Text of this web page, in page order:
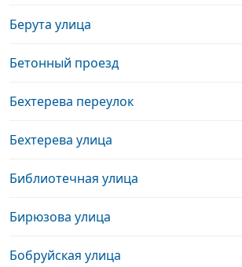
Берута улица
Бетонный проезд
Бехтерева переулок
Бехтерева улица
Библиотечная улица
Бирюзова улица
Бобруйская улица